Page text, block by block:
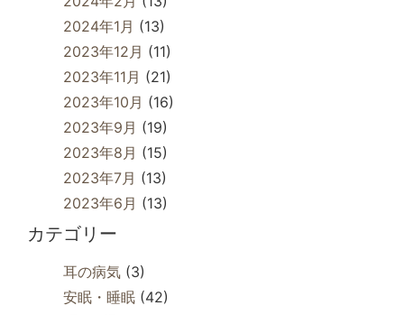
2024年1月 (13)
2023年12月 (11)
2023年11月 (21)
2023年10月 (16)
2023年9月 (19)
2023年8月 (15)
2023年7月 (13)
2023年6月 (13)
カテゴリー
耳の病気 (3)
安眠・睡眠 (42)